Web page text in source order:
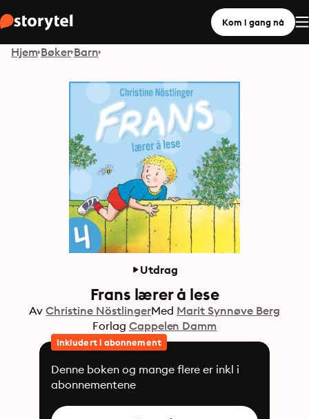
Kom i gang nå
Hjem Bøker Barn
Utdrag
Frans lærer å lese
Av Christine NöstlingerMed Marit Synnøve Berg
Forlag Cappelen Damm
Inkludert i abonnement
Denne boken og mange flere er inkl i
abonnementene